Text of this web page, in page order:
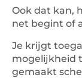
Ook dat kan,
net begint of
Je krijgt
mogelijkheid
gemaakt